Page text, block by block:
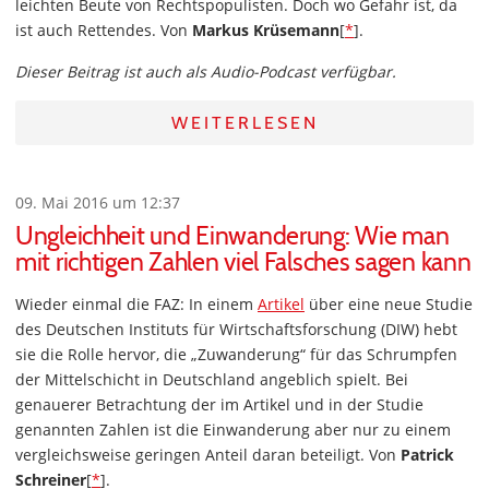
leichten Beute von Rechtspopulisten. Doch wo Gefahr ist, da
ist auch Rettendes. Von Markus Krüsemann[*].
Dieser Beitrag ist auch als Audio-Podcast verfügbar.
WEITERLESEN
09. Mai 2016 um 12:37
Ungleichheit und Einwanderung: Wie man
mit richtigen Zahlen viel Falsches sagen kann
Wieder einmal die FAZ: In einem Artikel über eine neue Studie
des Deutschen Instituts für Wirtschaftsforschung (DIW) hebt
sie die Rolle hervor, die „Zuwanderung“ für das Schrumpfen
der Mittelschicht in Deutschland angeblich spielt. Bei
genauerer Betrachtung der im Artikel und in der Studie
genannten Zahlen ist die Einwanderung aber nur zu einem
vergleichsweise geringen Anteil daran beteiligt. Von Patrick
Schreiner[*].